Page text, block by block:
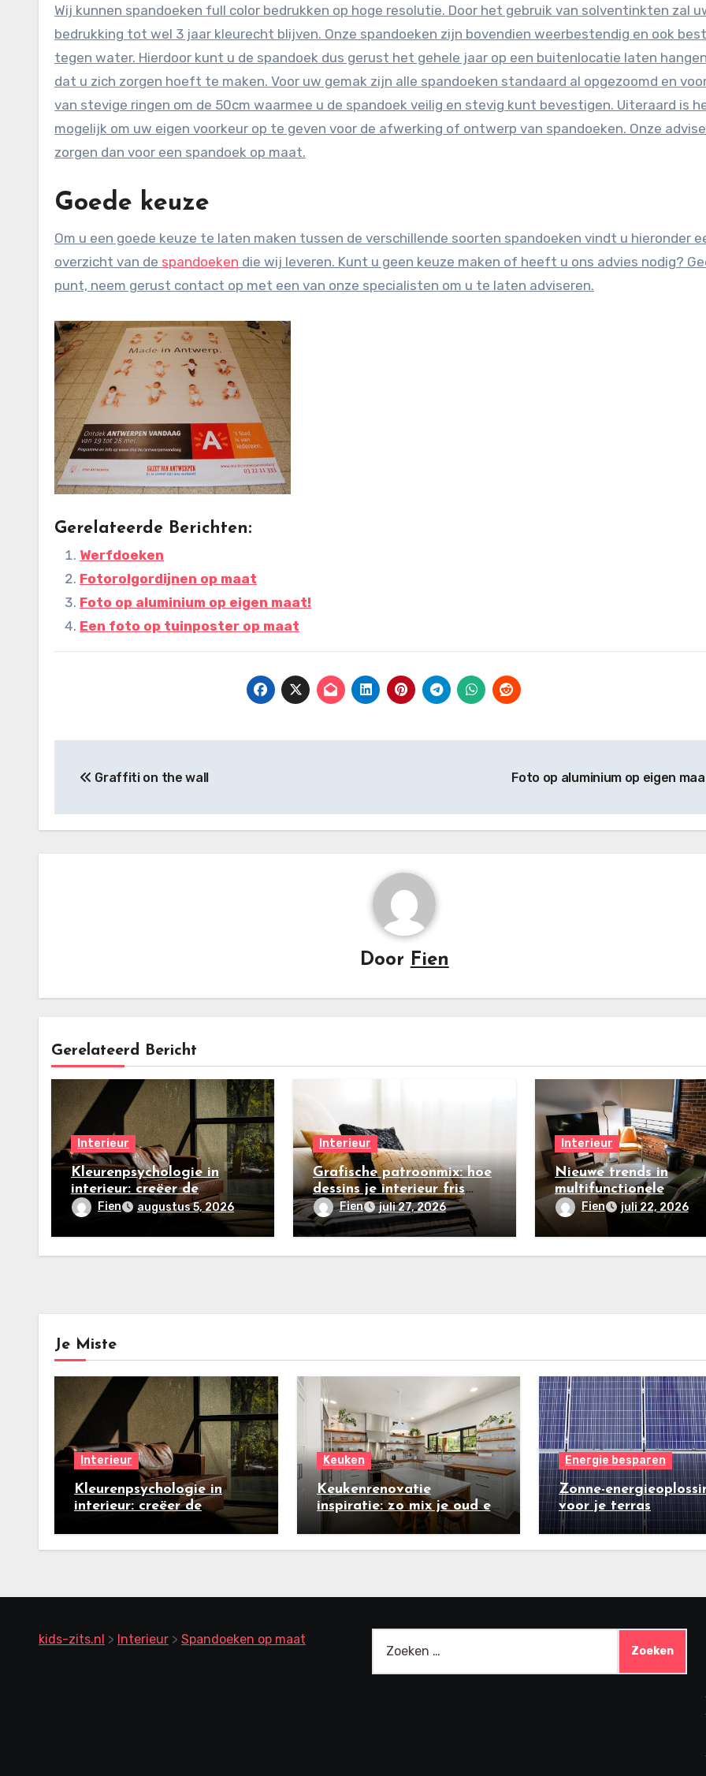
Wij kunnen spandoeken full color bedrukken op hoge resolutie. Door het gebruik van solventinkten zal
bedrukking tot wel 3 jaar kleurecht blijven. Onze spandoeken zijn bovendien weerbestendig en ook
tegen water. Hierdoor kunt u de spandoek dus gerust het gehele jaar op een buitenlocatie laten
dat u zich zorgen hoeft te maken. Voor uw gemak zijn alle spandoeken standaard al opgezoomd en
van stevige ringen om de 50cm waarmee u de spandoek veilig en stevig kunt bevestigen. Uiteraard is
mogelijk om uw eigen voorkeur op te geven voor de afwerking of ontwerp van spandoeken. Onze
zorgen dan voor een spandoek op maat.
Goede keuze
Om u een goede keuze te laten maken tussen de verschillende soorten spandoeken vindt u hieronder
overzicht van de spandoeken die wij leveren. Kunt u geen keuze maken of heeft u ons advies nodig?
punt, neem gerust contact op met een van onze specialisten om u te laten adviseren.
Gerelateerde Berichten:
Werfdoeken
Fotorolgordijnen op maat
Foto op aluminium op eigen maat!
Een foto op tuinposter op maat
navigatie
Graffiti on the wall Foto op aluminium op eigen
Door Fien
Gerelateerd Bericht
Interieur
Kleurenpsychologie in
interieur: creëer de
perfecte zomersfeer
Fien augustus 5, 2026
Interieur
Grafische patroonmix: hoe
dessins je interieur fris
maken
Fien juli 27, 2026
Interieur
Nieuwe trends in
multifunctionele
loftinrichtingen in
stedelijke gebieden
Fien juli 22, 2026
Je Miste
Interieur
Kleurenpsychologie in
interieur: creëer de
Keuken
Keukenrenovatie
inspiratie: zo mix je oud en
Energie besparen
Zonne-
voor je terras
kids-zits.nl > Interieur > Spandoeken op maat
naar: